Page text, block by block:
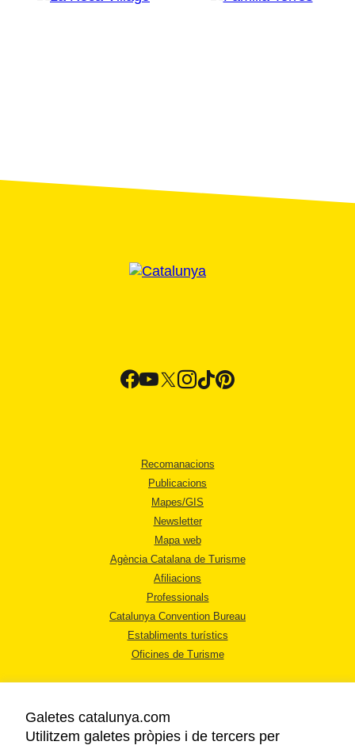
Recomanacions
Publicacions
Mapes/GIS
Newsletter
Mapa web
Agència Catalana de Turisme
Afiliacions
Professionals
Catalunya Convention Bureau
Establiments turístics
Oficines de Turisme
Galetes catalunya.com
Utilitzem galetes pròpies i de tercers per